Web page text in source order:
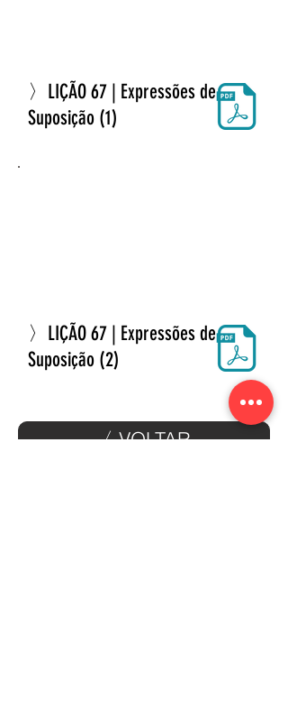
〉LIÇÃO 67 | Expressões de
Suposição (1)
〉LIÇÃO 67 | Expressões de
Suposição (2)
〈 VOLTAR